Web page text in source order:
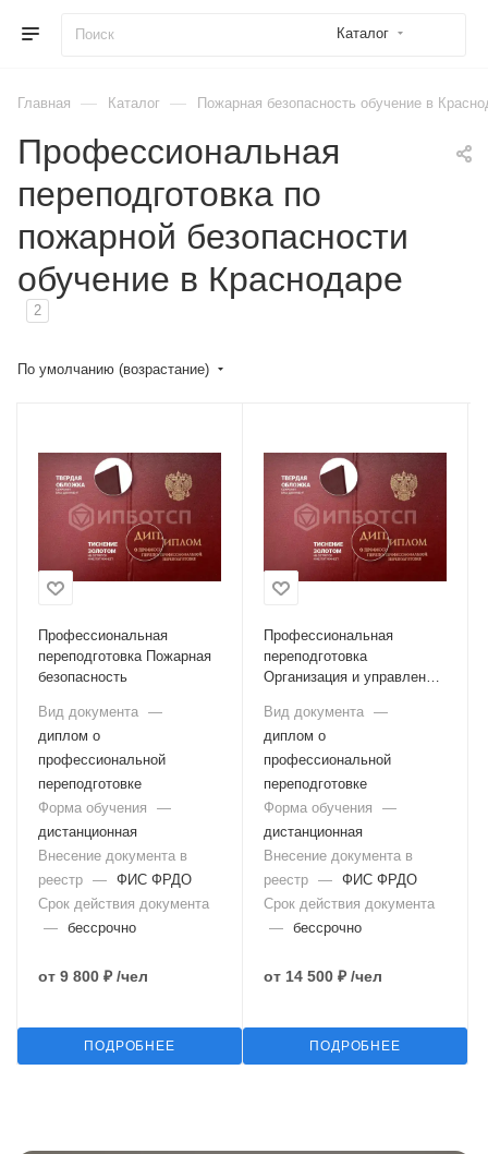
Каталог
Главная — Каталог — Пожарная безопасность обучение в
Профессиональная
переподготовка по
пожарной безопасности
обучение в Краснодаре
2
По умолчанию (возрастание)
Профессиональная
переподготовка Пожарная
безопасность
Вид документа —
диплом о
профессиональной
переподготовке
Форма обучения
—
дистанционная
Внесение документа в
реестр — ФИС ФРДО
Срок действия документа
— бессрочно
от 9 800 ₽ /чел
ПОДРОБНЕЕ
Профессиональная
переподготовка
Организация и управление
организациях
Вид документа —
диплом о
профессиональной
переподготовке
Форма обучения
—
дистанционная
Внесение документа в
реестр — ФИС ФРДО
Срок действия документа
— бессрочно
от 14 500 ₽ /чел
ПОДРОБНЕЕ